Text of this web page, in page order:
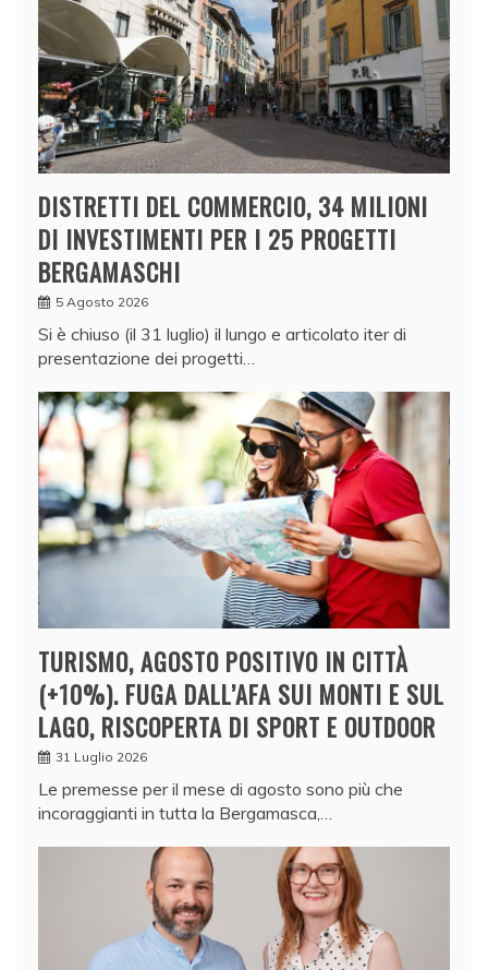
DISTRETTI DEL COMMERCIO, 34 MILIONI
DI INVESTIMENTI PER I 25 PROGETTI
BERGAMASCHI
5 Agosto 2026
Si è chiuso (il 31 luglio) il lungo e articolato iter di
presentazione dei progetti…
TURISMO, AGOSTO POSITIVO IN CITTÀ
(+10%). FUGA DALL’AFA SUI MONTI E SUL
LAGO, RISCOPERTA DI SPORT E OUTDOOR
31 Luglio 2026
Le premesse per il mese di agosto sono più che
incoraggianti in tutta la Bergamasca,…